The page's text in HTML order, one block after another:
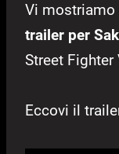
Vi mostriamo
trailer per
Street Fighter
Eccovi il